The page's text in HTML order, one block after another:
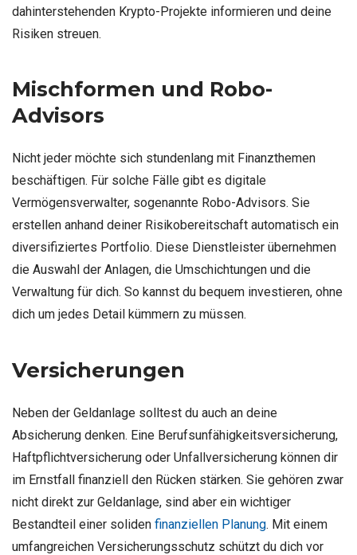
dahinterstehenden Krypto-Projekte informieren und deine
Risiken streuen.
Mischformen und Robo-
Advisors
Nicht jeder möchte sich stundenlang mit Finanzthemen
beschäftigen. Für solche Fälle gibt es digitale
Vermögensverwalter, sogenannte Robo-Advisors. Sie
erstellen anhand deiner Risikobereitschaft automatisch ein
diversifiziertes Portfolio. Diese Dienstleister übernehmen
die Auswahl der Anlagen, die Umschichtungen und die
Verwaltung für dich. So kannst du bequem investieren, ohne
dich um jedes Detail kümmern zu müssen.
Versicherungen
Neben der Geldanlage solltest du auch an deine
Absicherung denken. Eine Berufsunfähigkeitsversicherung,
Haftpflichtversicherung oder Unfallversicherung können dir
im Ernstfall finanziell den Rücken stärken. Sie gehören zwar
nicht direkt zur Geldanlage, sind aber ein wichtiger
Bestandteil einer soliden finanziellen Planung. Mit einem
umfangreichen Versicherungsschutz schützt du dich vor